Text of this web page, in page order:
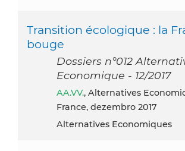
Transition écologique : la
bouge
Dossiers n°012
Economique - 12/2017
AA.VV., Alternatives
France, dezembro 2017
Alternatives Economiques